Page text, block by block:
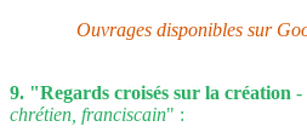
Ouvrages disponibles sur
9. "Regards croisés sur la création -
chrétien, franciscain" :